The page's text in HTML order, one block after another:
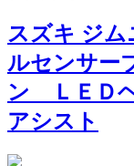
スズキ ジ
ルセンサー
ン ＬＥＤ
アシスト